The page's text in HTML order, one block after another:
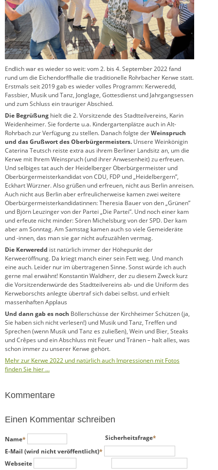
Endlich war es wieder so weit: vom 2. bis 4. September 2022 fand
rund um die Eichendorffhalle die traditionelle Rohrbacher Kerwe statt.
Erstmals seit 2019 gab es wieder volles Programm: Kerweredd,
Fassbier, Musik und Tanz, Jonglage, Gottesdienst und Jahrgangsessen
und zum Schluss ein trauriger Abschied.
Die Begrüßung hielt die 2. Vorsitzende des Stadtteilvereins, Karin
Weidenheimer. Sie forderte u.a. Kindergartenplätze auch in Alt-
Rohrbach zur Verfügung zu stellen. Danach folgte derWeinspruch
und das Grußwort des Oberbürgermeisters. Unsere Weinkönigin
Caterina Teutsch reiste extra aus ihrem Berliner Landsitz an, um die
Kerwe mit Ihrem Weinspruch (und ihrer Anwesenheit) zu erfreuen.
Und selbiges tat auch der Heidelberger Oberbürgermeister und
Oberbürgermeisterkandidat von CDU, FDP und „Heidelbergern”,
Eckhart Würzner. Also grüßen und erfreuen, nicht aus Berlin anreisen.
Auch nicht aus Berlin aber erfreulicherweise kamen zwei weitere
Oberbürgermeisterkandidatinnen: Theresia Bauer von den „Grünen”
und Björn Leuzinger von der Partei „Die Partei”. Und noch einer kam
und erfeute nicht minder: Sören Michelsburg von der SPD. Der kam
aber am Sonntag. Am Samstag kamen auch so viele Gemeideräte
und -innen, das man sie gar nicht aufzuzählen vermag.
Die Kerweredd ist natürlich immer der Höhepunkt der
Kerweeröffnung. Da kriegt manch einer sein Fett weg. Und manch
eine auch. Leider nur im übertragenen Sinne. Sonst würde ich auch
gerne mal erwähnt! Konstantin Waldherr, der zu diesem Zweck kurz
die Vorsitzendenwürde des Stadtteilvereins ab- und die Uniform des
Kerweborschts anlegte übertraf sich dabei selbst. und erhielt
massenhaften Applaus
Und dann gab es noch Böllerschüsse der Kirchheimer Schützen (ja,
Sie haben sich nicht verlesen!) und Musik und Tanz, Treffen und
Sprechen (wenn Musik und Tanz es zuließen), Wein und Bier, Steaks
und Crêpes und ein Abschluss mit Feuer und Tränen – halt alles, was
schon immer zu unserer Kerwe gehört.
Mehr zur Kerwe 2022 und natürlich auch Impressionen mit Fotos
finden Sie hier …
Kommentare
Einen Kommentar schreiben
Pflichtfeld
Name*
Pflichtfeld
E-Mail (wird nicht veröffentlicht)*
Webseite
Pflichtfeld
Sicherheitsfrage*